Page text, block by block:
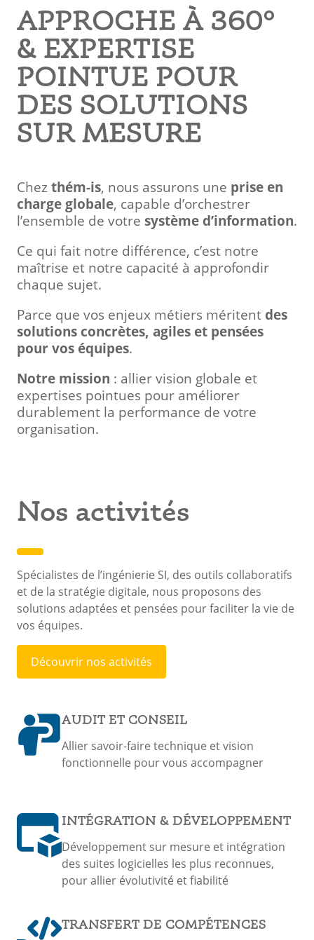
APPROCHE À 360°
& EXPERTISE
POINTUE POUR
DES SOLUTIONS
SUR MESURE
Chez thém-is, nous assurons une prise en
charge globale, capable d’orchestrer
l’ensemble de votre système d’information.
Ce qui fait notre différence, c’est notre
maîtrise et notre capacité à approfondir
chaque sujet.
Parce que vos enjeux métiers méritent des
solutions concrètes, agiles et pensées
pour vos équipes.
Notre mission : allier vision globale et
expertises pointues pour améliorer
durablement la performance de votre
organisation.
AUDIT ET CONSEIL
Allier savoir-faire technique et vision
fonctionnelle pour vous accompagner
INTÉGRATION & DÉVELOPPEMENT
Développement sur mesure et intégration
des suites logicielles les plus reconnues,
pour allier évolutivité et fiabilité
TRANSFERT DE COMPÉTENCES
Nos activités
Spécialistes de l’ingénierie SI, des outils collaboratifs
et de la stratégie digitale, nous proposons des
solutions adaptées et pensées pour faciliter la vie de
vos équipes.
Découvrir nos activités
Découvrir nos activités